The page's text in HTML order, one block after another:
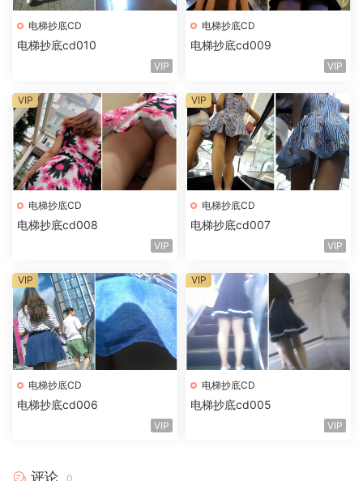
电梯抄底CD
电梯抄底cd010
VIP
电梯抄底CD
电梯抄底cd009
VIP
电梯抄底CD
电梯抄底cd008
VIP
VIP
电梯抄底CD
电梯抄底cd007
VIP
VIP
电梯抄底CD
电梯抄底cd006
VIP
VIP
电梯抄底CD
电梯抄底cd005
VIP
VIP
评论 0